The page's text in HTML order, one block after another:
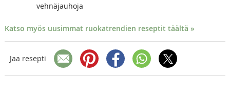
vehnäjauhoja
Katso myös uusimmat ruokatrendien reseptit täältä »
Jaa resepti